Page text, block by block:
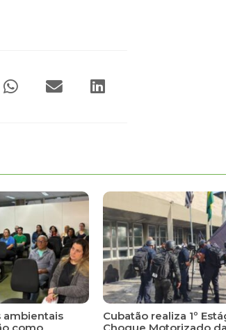
ambientais
Cubatão realiza 1º